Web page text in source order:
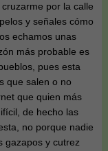
por la calle
y señales cómo
echamos unas
más probable es
pues esta
que salen o no
que quien más
de hecho las
no porque nadie
gazapos y cutrez